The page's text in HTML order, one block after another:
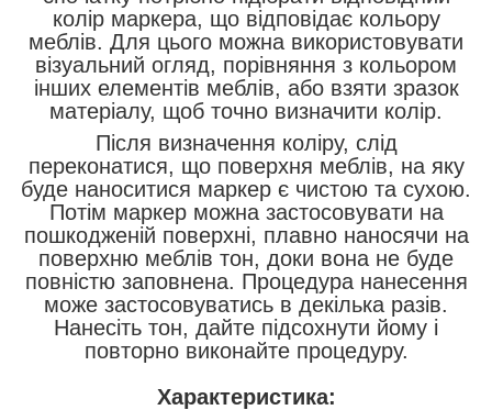
колір маркера, що відповідає кольору
меблів. Для цього можна використовувати
візуальний огляд, порівняння з кольором
інших елементів меблів, або взяти зразок
матеріалу, щоб точно визначити колір.
Після визначення коліру, слід
переконатися, що поверхня меблів, на яку
буде наноситися маркер є чистою та сухою.
Потім маркер можна застосовувати на
пошкодженій поверхні, плавно наносячи на
поверхню меблів тон, доки вона не буде
повністю заповнена. Процедура нанесення
може застосовуватись в декілька разів.
Нанесіть тон, дайте підсохнути йому і
повторно виконайте процедуру.
Характеристика: